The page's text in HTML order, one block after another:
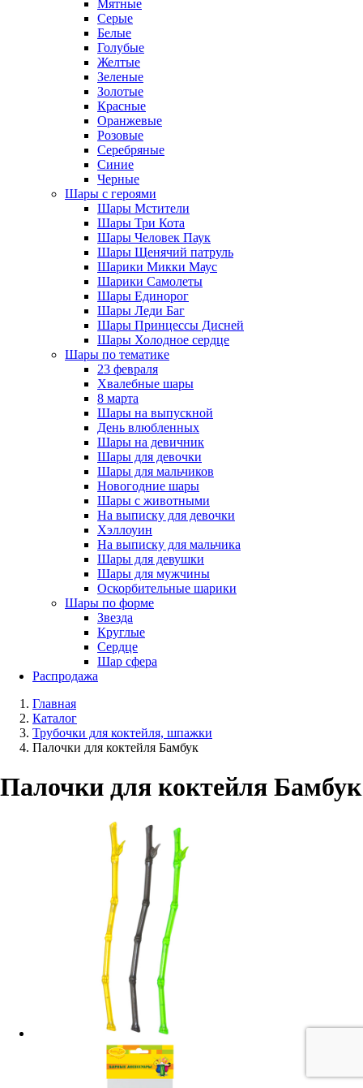
Мятные
Серые
Белые
Голубые
Желтые
Зеленые
Золотые
Красные
Оранжевые
Розовые
Серебряные
Синие
Черные
Шары с героями
Шары Мстители
Шары Три Кота
Шары Человек Паук
Шары Щенячий патруль
Шарики Микки Маус
Шарики Самолеты
Шары Единорог
Шары Леди Баг
Шары Принцессы Дисней
Шары Холодное сердце
Шары по тематике
23 февраля
Хвалебные шары
8 марта
Шары на выпускной
День влюбленных
Шары на девичник
Шары для девочки
Шары для мальчиков
Новогодние шары
Шары с животными
На выписку для девочки
Хэллоуин
На выписку для мальчика
Шары для девушки
Шары для мужчины
Оскорбительные шарики
Шары по форме
Звезда
Круглые
Сердце
Шар сфера
Распродажа
Главная
Каталог
Трубочки для коктейля, шпажки
Палочки для коктейля Бамбук
Палочки для коктейля Бамбук